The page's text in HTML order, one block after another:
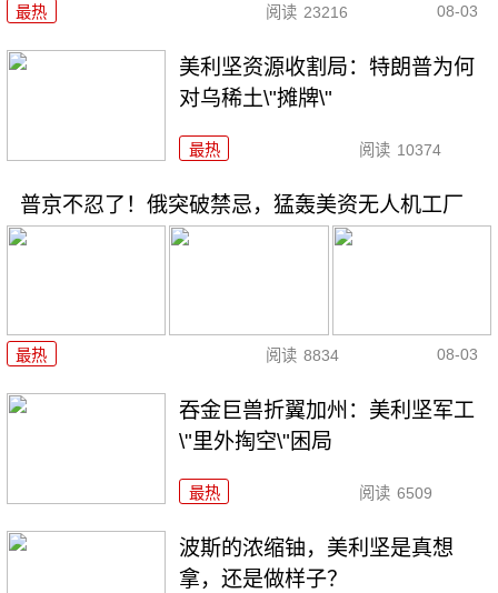
最热 阅读 23216 08-03
美利坚资源收割局：特朗普为何
对乌稀土\"摊牌\"
最热 阅读 10374
普京不忍了！俄突破禁忌，猛轰美资无人机工厂
最热 阅读 8834 08-03
吞金巨兽折翼加州：美利坚军工
\"里外掏空\"困局
最热 阅读 6509
波斯的浓缩铀，美利坚是真想
拿，还是做样子？